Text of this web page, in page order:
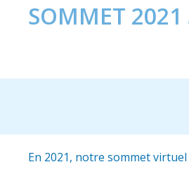
SOMMET 2021
En 2021, notre sommet